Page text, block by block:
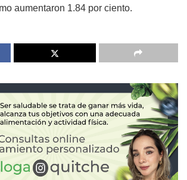
aumentaron 1.84 por ciento.